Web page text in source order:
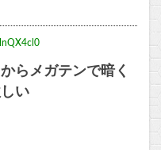
らメガテンで暗く
い